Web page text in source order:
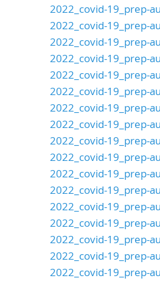
2022_covid-19_prep-
2022_covid-19_prep-
2022_covid-19_prep-
2022_covid-19_prep-
2022_covid-19_prep-
2022_covid-19_prep-
2022_covid-19_prep-
2022_covid-19_prep-
2022_covid-19_prep-
2022_covid-19_prep-
2022_covid-19_prep-
2022_covid-19_prep-
2022_covid-19_prep-
2022_covid-19_prep-
2022_covid-19_prep-
2022_covid-19_prep-
2022_covid-19_prep-